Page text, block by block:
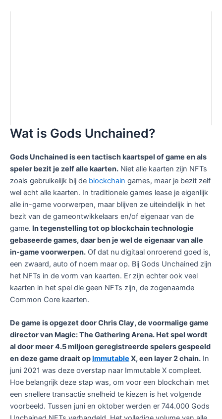
Wat is Gods Unchained?
Gods Unchained is een tactisch kaartspel of game en als
speler bezit je zelf alle kaarten. Niet alle kaarten zijn NFTs
zoals gebruikelijk bij de blockchain games, maar je bezit zelf
wel echt alle kaarten. In traditionele games lease je eigenlijk
alle in-game voorwerpen, maar blijven ze uiteindelijk in het
bezit van de gameontwikkelaars en/of eigenaar van de
game. In tegenstelling tot op blockchain technologie
gebaseerde games, daar ben je wel de eigenaar van alle
in-game voorwerpen. Of dat nu digitaal onroerend goed is,
een zwaard, auto of noem maar op. Bij Gods Unchained zijn
het NFTs in de vorm van kaarten. Er zijn echter ook veel
kaarten in het spel die geen NFTs zijn, de zogenaamde
Common Core kaarten.
De game is opgezet door Chris Clay, de voormalige game
director van Magic: The Gathering Arena. Het spel wordt
al door meer 4.5 miljoen geregistreerde spelers gespeeld
en deze game draait op Immutable X, een layer 2 chain. In
juni 2021 was deze overstap naar Immutable X compleet.
Hoe belangrijk deze stap was, om voor een blockchain met
een snellere transactie snelheid te kiezen is het volgende
voorbeeld. Tussen juni en oktober werden er 744.000 Gods